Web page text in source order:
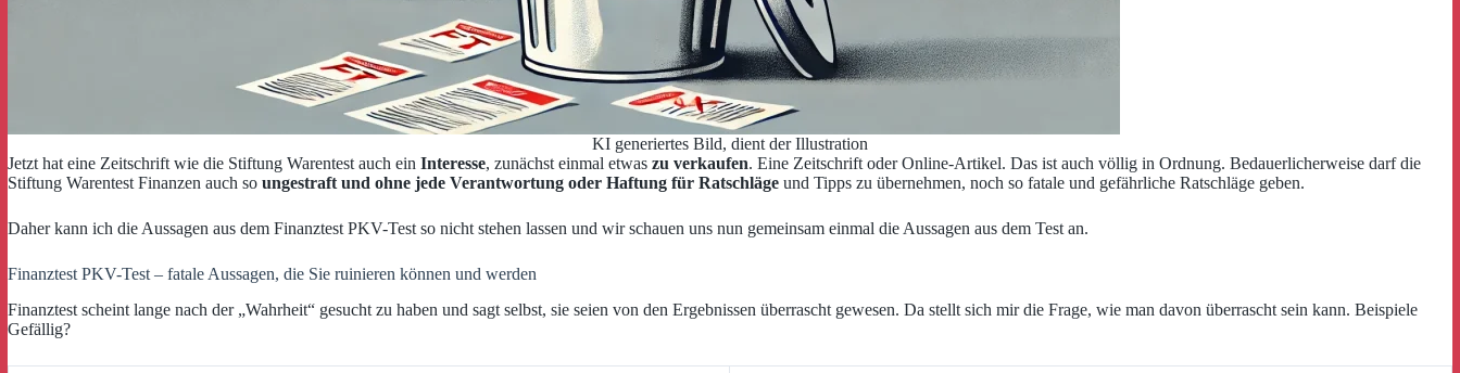
KI generiertes Bild, dient der Illustration
Jetzt hat eine Zeitschrift wie die Stiftung Warentest auch ein Interesse, zunächst einmal etwas zu verkaufen. Eine Zeitschrift oder Online-Artikel. Das ist auch völlig in Ordnung. Bedauerlicherweise darf die
Stiftung Warentest Finanzen auch so ungestraft und ohne jede Verantwortung oder Haftung für Ratschläge und Tipps zu übernehmen, noch so fatale und gefährliche Ratschläge geben.
Daher kann ich die Aussagen aus dem Finanztest PKV-Test so nicht stehen lassen und wir schauen uns nun gemeinsam einmal die Aussagen aus dem Test an.
Finanztest PKV-Test – fatale Aussagen, die Sie ruinieren können und werden
Finanztest scheint lange nach der „Wahrheit“ gesucht zu haben und sagt selbst, sie seien von den Ergebnissen überrascht gewesen. Da stellt sich mir die Frage, wie man davon überrascht sein kann. Beispiele
Gefällig?